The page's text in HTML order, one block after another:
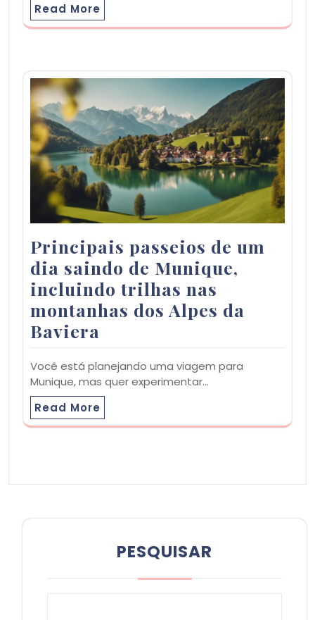
Read More
Principais passeios de um
dia saindo de Munique,
incluindo trilhas nas
montanhas dos Alpes da
Baviera
Você está planejando uma viagem para
Munique, mas quer experimentar…
Read More
PESQUISAR